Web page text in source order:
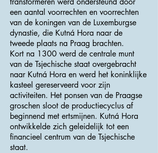
een aantal voorrechten en voorrechten
van de koningen van de Luxemburgse
dynastie, die Kutná Hora naar de
tweede plaats na Praag brachten.
Kort na 1300 werd de centrale munt
van de Tsjechische staat overgebracht
naar Kutná Hora en werd het koninklijke
kasteel gereserveerd voor zijn
activiteiten. Het ponsen van de Praagse
groschen sloot de productiecyclus af
beginnend met ertsmijnen. Kutná Hora
ontwikkelde zich geleidelijk tot een
financieel centrum van de Tsjechische
staat.